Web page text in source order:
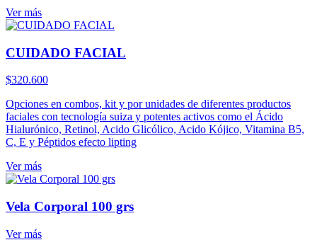
Ver más
CUIDADO FACIAL
$320.600
Opciones en combos, kit y por unidades de diferentes productos
faciales con tecnología suiza y potentes activos como el Ácido
Hialurónico, Retinol, Acido Glicólico, Acido Kójico, Vitamina B5,
C, E y Péptidos efecto lipting
Ver más
Vela Corporal 100 grs
Ver más